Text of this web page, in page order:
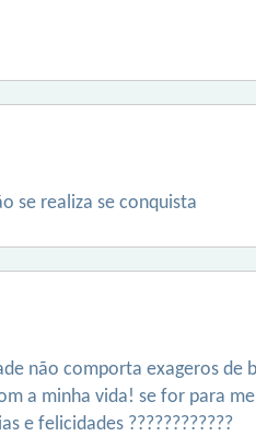
se realiza se conquista
não comporta exageros de
a minha vida! se for para
e felicidades ????????????